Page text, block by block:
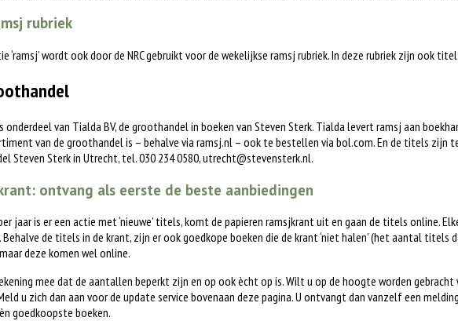
rubriek
‘ramsj’ wordt ook door de NRC gebruikt voor de wekelijkse ramsj rubriek. In deze rubriek zijn ook
onderdeel van Tialda BV, de groothandel in boeken van Steven Sterk. Tialda levert ramsj aan
van de groothandel is – behalve via ramsj.nl – ook te bestellen via bol.com. En de titels zijn
Steven Sterk in Utrecht, tel. 030 234 0580,utrecht@stevensterk.nl.
ontvang als eerste de beste aanbiedingen
jaar is er een actie met ‘nieuwe’ titels, komt de papieren ramsjkrant uit en gaan de titels online.
Behalve de titels in de krant, zijn er ook goedkope boeken die de krant ‘niet halen’ (het aantal titels
deze komen wel online.
mee dat de aantallen beperkt zijn en op ook ècht op is. Wilt u op de hoogte worden
u zich dan aan voor de update service bovenaan deze pagina. U ontvangt dan vanzelf een
goedkoopste boeken.